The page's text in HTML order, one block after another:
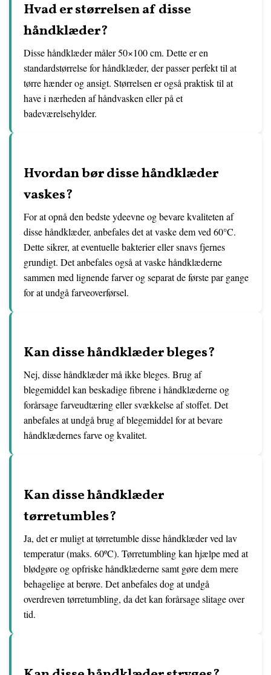
Hvad er størrelsen af disse
håndklæder?
Disse håndklæder måler 50×100 cm. Dette er en
standardstørrelse for håndklæder, der passer perfekt til at
tørre hænder og ansigt. Størrelsen er også praktisk til at
have i nærheden af håndvasken eller på et
badeværelsehylder.
Hvordan bør disse håndklæder
vaskes?
For at opnå den bedste ydeevne og bevare kvaliteten af
disse håndklæder, anbefales det at vaske dem ved 60°C.
Dette sikrer, at eventuelle bakterier eller snavs fjernes
grundigt. Det anbefales også at vaske håndklæderne
sammen med lignende farver og separat de første par gange
for at undgå farveoverførsel.
Kan disse håndklæder bleges?
Nej, disse håndklæder må ikke bleges. Brug af
blegemiddel kan beskadige fibrene i håndklæderne og
forårsage farveudtæring eller svækkelse af stoffet. Det
anbefales at undgå brug af blegemiddel for at bevare
håndklædernes farve og kvalitet.
Kan disse håndklæder
tørretumbles?
Ja, det er muligt at tørretumble disse håndklæder ved lav
temperatur (maks. 60ºC). Tørretumbling kan hjælpe med at
blødgøre og opfriske håndklæderne samt gøre dem mere
behagelige at berøre. Det anbefales dog at undgå
overdreven tørretumbling, da det kan forårsage slitage over
tid.